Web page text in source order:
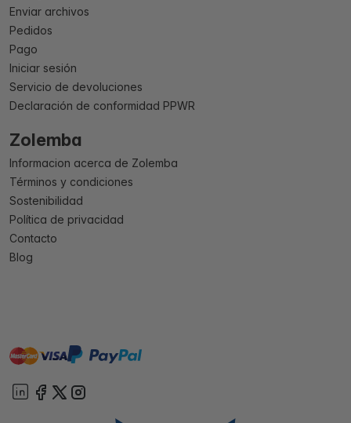
Enviar archivos
Pedidos
Pago
Iniciar sesión
Servicio de devoluciones
Declaración de conformidad PPWR
Zolemba
Informacion acerca de Zolemba
Términos y condiciones
Sostenibilidad
Política de privacidad
Contacto
Blog
mastervisa paypal